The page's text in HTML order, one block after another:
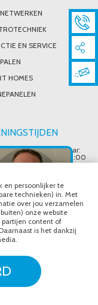
EN SERVICE
HOMES
telefonisch bereikbaar:
tot vrijdag van 08:00
uur
verkoop.
van materialen is
mogelijk na telefonisch
en persoonlijker te
technieken) in. Met
over jou verzamelen
onze website
partijen content of
is het dankzij